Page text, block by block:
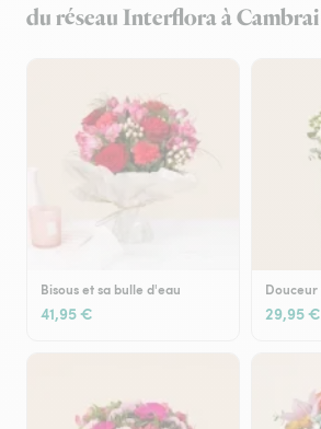
du réseau Interflora à Cambrai
Bisous et sa bulle d'eau
41,95 €
Douceur
29,95 €